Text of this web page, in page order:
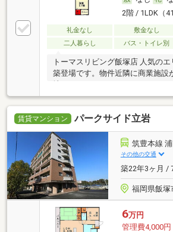
2階 / 1LDK（
礼金なし 敷金なし
二人暮らし
バス・トイレ別
トーマスリビング飯塚店 人気の
築登場です。物件近隣に商業施設
地。
賃貸マンション パークサイド立岩
筑豊本線
その他の交通
築22年3ヶ月 /
福岡県飯塚
6万円
管理費4,000円